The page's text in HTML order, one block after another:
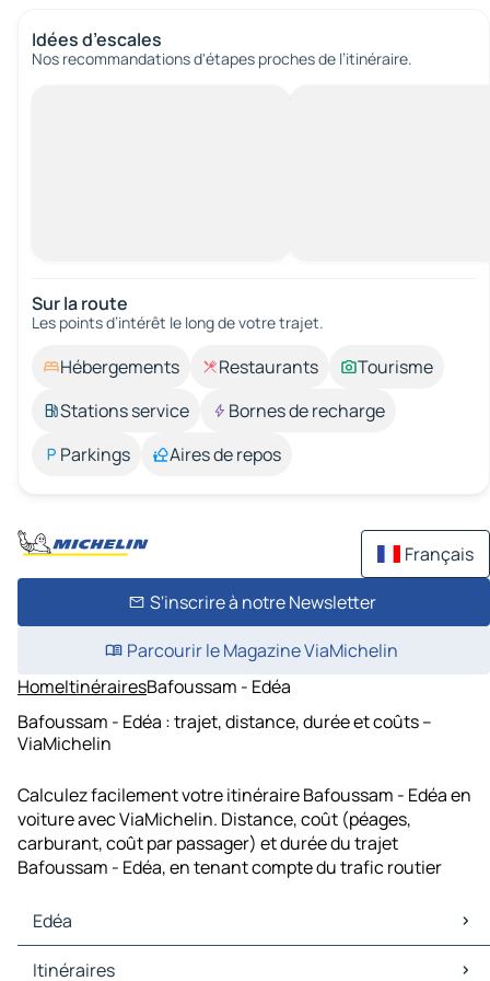
Idées d’escales
Nos recommandations d'étapes proches de l’itinéraire.
Sur la route
Les points d’intérêt le long de votre trajet.
Hébergements Restaurants
Tourisme
Stations service
Bornes de recharge
Parkings
Aires de repos
Français
S'inscrire à notre Newsletter
Parcourir le Magazine ViaMichelin
HomeItinérairesBafoussam - Edéa
Bafoussam - Edéa : trajet, distance, durée et coûts –
ViaMichelin
Calculez facilement votre itinéraire Bafoussam - Edéa en
voiture avec ViaMichelin. Distance, coût (péages,
carburant, coût par passager) et durée du trajet
Bafoussam - Edéa, en tenant compte du trafic routier
Edéa
Edéa Cartes et plans
Itinéraires